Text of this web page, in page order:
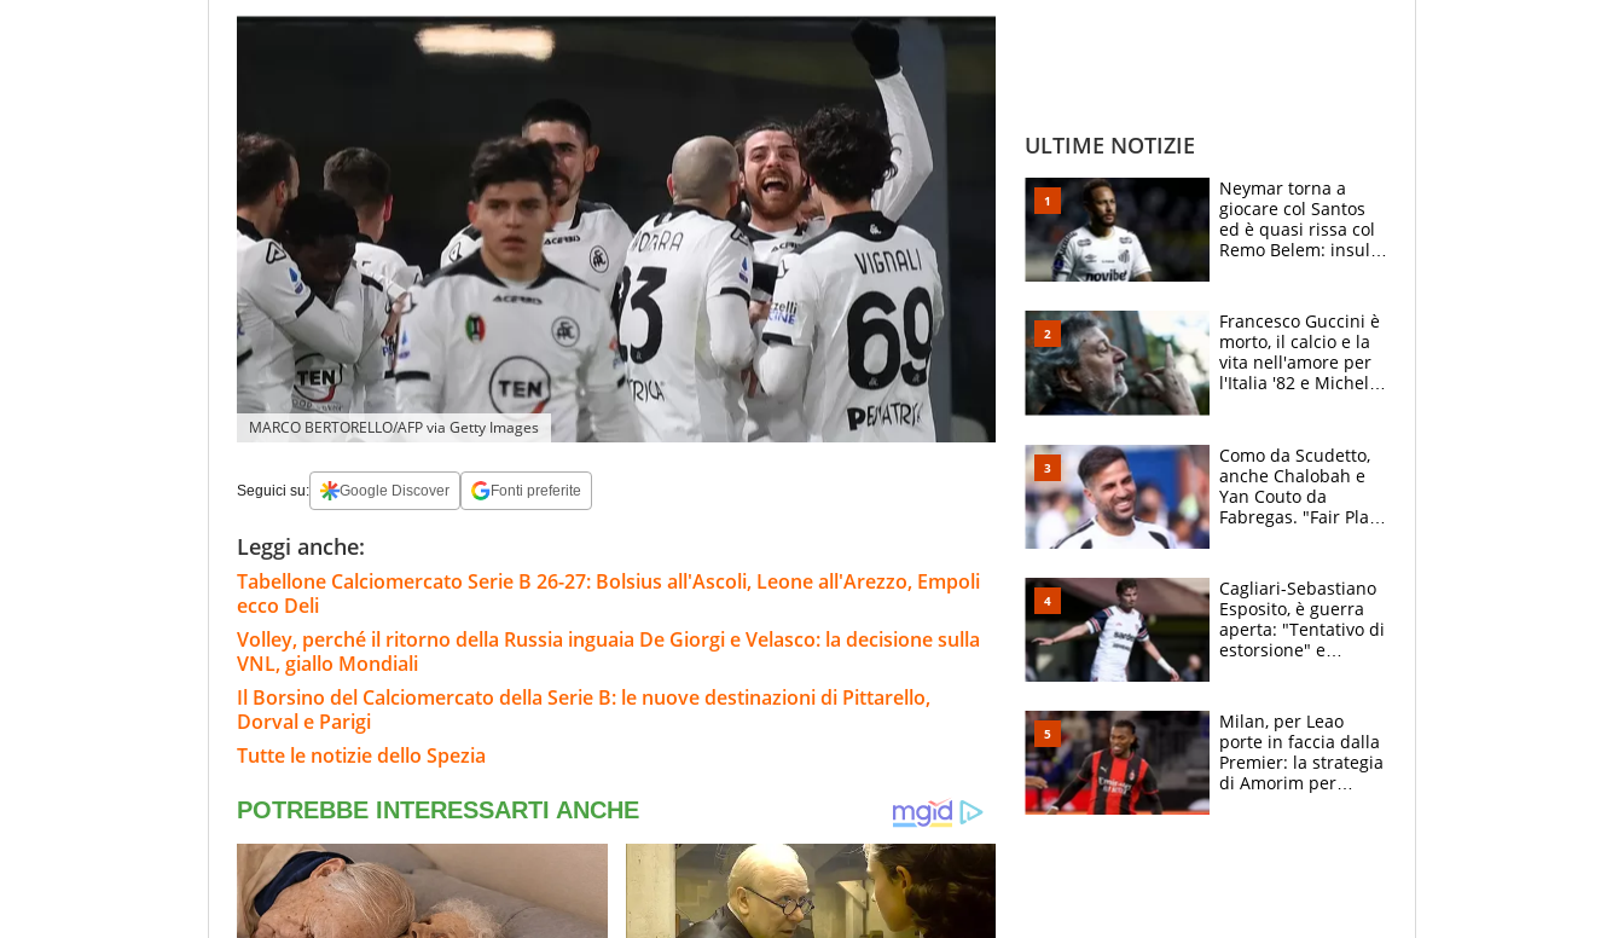
MARCO BERTORELLO/AFP via Getty Images
Seguici su: Google Discover Fonti preferite
Leggi anche:
Tabellone Calciomercato Serie B 26-27: Bolsius all'Ascoli, Leone all'Arezzo, Empoli
ecco Deli
Volley, perché il ritorno della Russia inguaia De Giorgi e Velasco: la decisione sulla
VNL, giallo Mondiali
Il Borsino del Calciomercato della Serie B: le nuove destinazioni di Pittarello,
Dorval e Parigi
Tutte le notizie dello Spezia
ULTIME NOTIZIE
Neymar torna a
giocare col Santos
ed è quasi rissa col
Remo Belem: insulti
Francesco Guccini è
morto, il calcio e la
vita nell'amore per
l'Italia '82 e Michel
e Juventus
Como da Scudetto,
anche Chalobah e
Yan Couto da
Fabregas. "Fair Play
multa"
Cagliari-Sebastiano
Esposito, è guerra
aperta: "Tentativo di
estorsione" e
Milan, per Leao
porte in faccia dalla
Premier: la strategia
di Amorim per